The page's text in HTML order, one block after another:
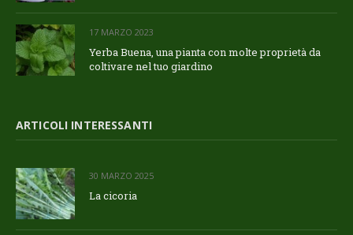
17 MARZO 2023
Yerba Buena, una pianta con molte proprietà da
coltivare nel tuo giardino
ARTICOLI INTERESSANTI
30 MARZO 2025
La cicoria